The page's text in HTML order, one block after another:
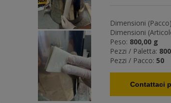
Dimensioni
Dimensioni
Peso: 800,00 g
Pezzi / Paletta: 800
Pezzi / Pacco: 50
Contattaci